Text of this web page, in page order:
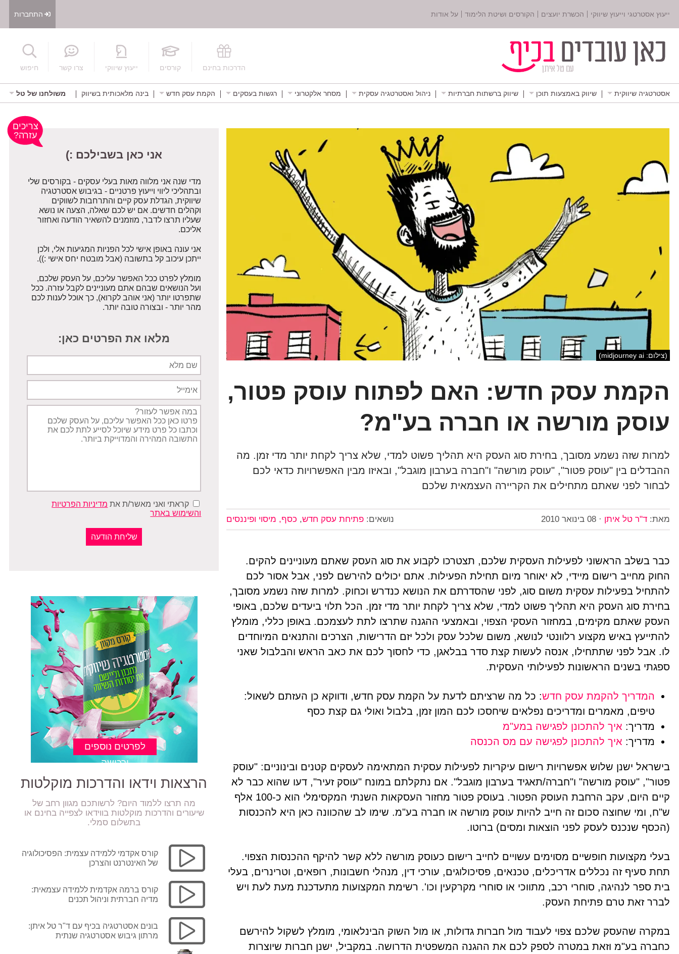
ייעוץ אסטרטגי וייעוץ שיווקי הכשרת יועצים הקורסים ושיטת הלימוד על אודות התחברות
הדרכות בחינם קורסים ייעוץ שיווקי צרו קשר חיפוש
אסטרטגיה שיווקית שיווק באמצעות תוכן שיווק ברשתות חברתיות ניהול ואסטרטגיה עסקית מסחר אלקטרוני רגשות בעסקים הקמת עסק חדש בינה מלאכותית בשיווק משולחנו של טל
(צילום: midjourney ai)
הקמת עסק חדש: האם לפתוח עוסק פטור,
עוסק מורשה או חברה בע"מ?
למרות שזה נשמע מסובך, בחירת סוג העסק היא תהליך פשוט למדי, שלא צריך לקחת יותר מדי זמן. מה
ההבדלים בין "עוסק פטור", "עוסק מורשה" ו"חברה בערבון מוגבל", ובאיזו מבין האפשרויות כדאי לכם
לבחור לפני שאתם מתחילים את הקריירה העצמאית שלכם
מאת: ד"ר טל איתן · 08 בינואר 2010 נושאים: פתיחת עסק חדש, כסף, מיסוי ופיננסים
כבר בשלב הראשוני לפעילות העסקית שלכם, תצטרכו לקבוע את סוג העסק שאתם מעוניינים להקים.
החוק מחייב רישום מיידי, לא יאוחר מיום תחילת הפעילות. אתם יכולים להירשם לפני, אבל אסור לכם
להתחיל בפעילות עסקית משום סוג, לפני שהסדרתם את הנושא כנדרש וכחוק. למרות שזה נשמע מסובך,
בחירת סוג העסק היא תהליך פשוט למדי, שלא צריך לקחת יותר מדי זמן. הכל תלוי ביעדים שלכם, באופי
העסק שאתם מקימים, במחזור העסקי הצפוי, ובאמצעי ההגנה שתרצו לתת לעצמכם. באופן כללי, מומלץ
להתייעץ באיש מקצוע רלוונטי לנושא, משום שלכל עסק ולכל יזם הדרישות, הצרכים והתנאים המיוחדים
לו. אבל לפני שתתחילו, אנסה לעשות קצת סדר בבלאגן, כדי לחסוך לכם את כאב הראש והבלבול שאני
ספגתי בשנים הראשונות לפעילותי העסקית.
המדריך להקמת עסק חדש: כל מה שרציתם לדעת על הקמת עסק חדש, ודווקא כן העזתם לשאול:
טיפים, מאמרים ומדריכים נפלאים שיחסכו לכם המון זמן, בלבול ואולי גם קצת כסף
מדריך: איך להתכונן לפגישה במע"מ
מדריך: איך להתכונן לפגישה עם מס הכנסה
בישראל ישנן שלוש אפשרויות רישום עיקריות לפעילות עסקית המתאימה לעסקים קטנים ובינוניים: "עוסק
פטור", "עוסק מורשה" ו"חברה/תאגיד בערבון מוגבל". אם נתקלתם במונח "עוסק זעיר", דעו שהוא כבר לא
קיים היום, עקב הרחבת העוסק הפטור. בעוסק פטור מחזור העסקאות השנתי המקסימלי הוא כ-100 אלף
ש"ח, ומי שחוצה סכום זה חייב להיות עוסק מורשה או חברה בע"מ. שימו לב שהכוונה כאן היא להכנסות
(הכסף שנכנס לעסק לפני הוצאות ומסים) ברוטו.
בעלי מקצועות חופשיים מסוימים עשויים לחייב רישום כעוסק מורשה ללא קשר להיקף ההכנסות הצפוי.
תחת סעיף זה נכללים אדריכלים, טכנאים, פסיכולוגים, עורכי דין, מנהלי חשבונות, רופאים, וטרינרים, בעלי
בית ספר לנהיגה, סוחרי רכב, מתווכי או סוחרי מקרקעין וכו'. רשימת המקצועות מתעדכנת מעת לעת ויש
לברר זאת טרם פתיחת העסק.
במקרה שהעסק שלכם צפוי לעבוד מול חברות גדולות, או מול השוק הבינלאומי, מומלץ לשקול להירשם
כחברה בע"מ וזאת במטרה לספק לכם את ההגנה המשפטית הדרושה. במקביל, ישנן חברות שיוצרות
אני כאן בשבילכם :)
מדי שנה אני מלווה מאות בעלי עסקים - בקורסים שלי
ובתהליכי ליווי וייעוץ פרטניים - בגיבוש אסטרטגיה
שיווקית, הגדלת עסק קיים והתרחבות לשווקים
וקהלים חדשים. אם יש לכם שאלה, הצעה או נושא
שעליו תרצו לדבר, מוזמנים להשאיר הודעה ואחזור
אליכם.
אני עונה באופן אישי לכל הפניות המגיעות אלי, ולכן
ייתכן עיכוב קל בתשובה (אבל מובטח יחס אישי :)).
מומלץ לפרט ככל האפשר עליכם, על העסק שלכם,
ועל הנושאים שבהם אתם מעוניינים לקבל עזרה. ככל
שתפרטו יותר (אני אוהב לקרוא), כך אוכל לענות לכם
מהר יותר - ובצורה טובה יותר.
מלאו את הפרטים כאן:
מלא
תיאור
הפניה
קראתי ואני מאשר/ת את מדיניות הפרטיות
והשימוש באתר
הרצאות וידאו והדרכות מוקלטות
מה תרצו ללמוד היום? לרשותכם מגוון רחב של
שיעורים והדרכות מוקלטות בווידאו לצפייה בחינם או
בתשלום סמלי.
קורס אקדמי ללמידה עצמית: הפסיכולוגיה
של האינטרנט והצרכן
קורס ברמה אקדמית ללמידה עצמאית:
מדיה חברתית וניהול תכנים
בונים אסטרטגיה בכיף עם ד"ר טל איתן:
מרתון גיבוש אסטרטגיה שנתית